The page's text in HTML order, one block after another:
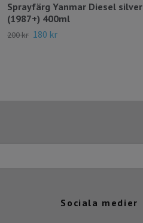
Sprayfärg Yanmar Diesel silver
(1987+) 400ml
200 kr 180 kr
Sociala medier